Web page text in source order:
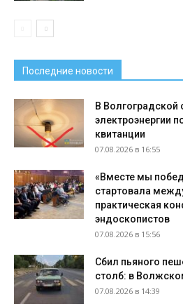
Последние новости
В
электроэнергии
квитанции
07.08.2026 в 16:55
«Вместе мы
стартовала
практическая
эндоскопистов
07.08.2026 в 15:56
Сбил пьяного
столб: в
07.08.2026 в 14:39